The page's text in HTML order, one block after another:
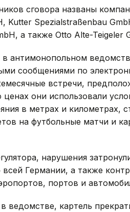
сговора названы
Kutter Spezialstraßenbau
а также Otto Alte-Teigeler
антимонопольном
сообщениями по
встречи,
они использовали
в метрах и километрах,
на футбольные матчи и
нарушения
всей Германии, а также
портов и
ведомстве, картель